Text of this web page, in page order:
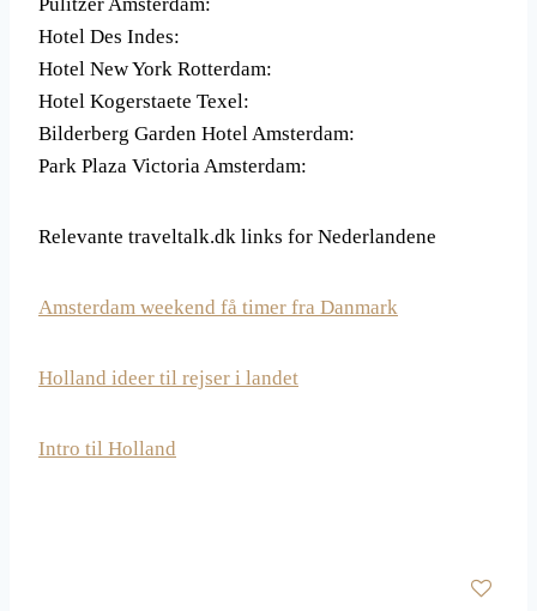
Hotel Des Indes:
Hotel New York Rotterdam:
Hotel Kogerstaete Texel:
Bilderberg Garden Hotel Amsterdam:
Park Plaza Victoria Amsterdam:
Relevante traveltalk.dk links for Nederlandene
Amsterdam weekend få timer fra Danmark
Holland ideer til rejser i landet
Intro til Holland